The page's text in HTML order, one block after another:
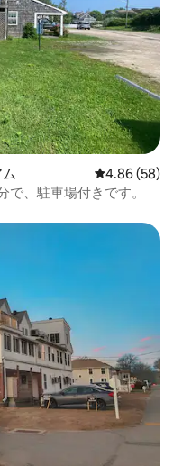
レビュー58
4.86 (58)
、駐車場付きです。